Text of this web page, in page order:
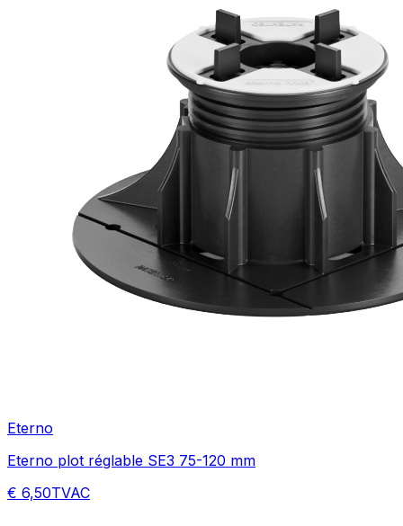
Eterno
Eterno plot réglable SE3 75-120 mm
€ 6,50TVAC